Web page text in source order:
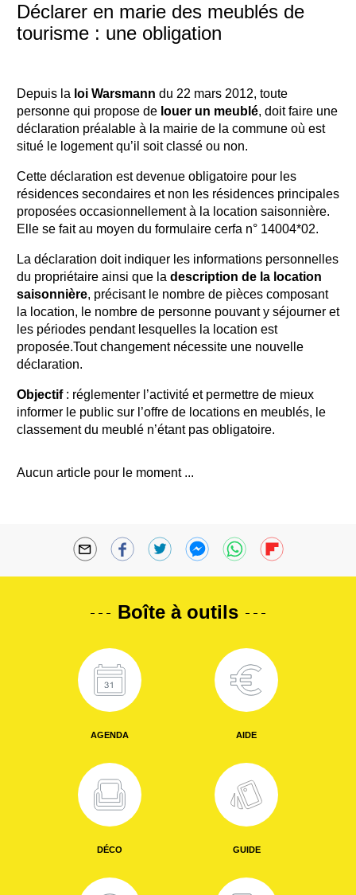
Déclarer en marie des meublés de
tourisme : une obligation
Depuis la loi Warsmann du 22 mars 2012, toute
personne qui propose de louer un meublé, doit faire une
déclaration préalable à la mairie de la commune où est
situé le logement qu’il soit classé ou non.
Cette déclaration est devenue obligatoire pour les
résidences secondaires et non les résidences principales
proposées occasionnellement à la location saisonnière.
Elle se fait au moyen du formulaire cerfa n° 14004*02.
La déclaration doit indiquer les informations personnelles
du propriétaire ainsi que la description de la location
saisonnière, précisant le nombre de pièces composant
la location, le nombre de personne pouvant y séjourner et
les périodes pendant lesquelles la location est
proposée.Tout changement nécessite une nouvelle
déclaration.
Objectif: réglementer l’activité et permettre de mieux
informer le public sur l’offre de locations en meublés, le
classement du meublé n’étant pas obligatoire.
Aucun article pour le moment ...
Boîte à outils
AGENDA AIDE
DÉCO GUIDE